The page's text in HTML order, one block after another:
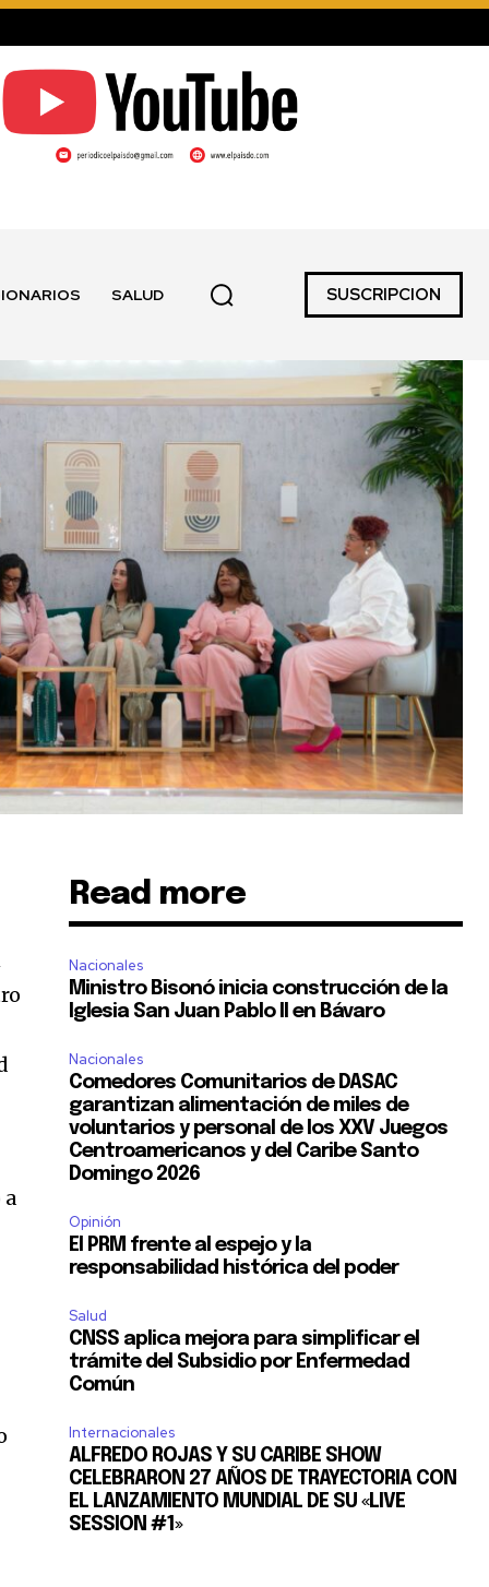
SALUD SUSCRIPCION
a
Read more
Nacionales
Ministro Bisonó inicia construcción de la
Iglesia San Juan Pablo II en Bávaro
Nacionales
Comedores Comunitarios de DASAC
garantizan alimentación de miles de
voluntarios y personal de los XXV Juegos
Centroamericanos y del Caribe Santo
Domingo 2026
Opinión
El PRM frente al espejo y la
responsabilidad histórica del poder
Salud
CNSS aplica mejora para simplificar el
trámite del Subsidio por Enfermedad
Común
Internacionales
ALFREDO ROJAS Y SU CARIBE SHOW
CELEBRARON 27 AÑOS DE TRAYECTORIA CON
EL LANZAMIENTO MUNDIAL DE SU «LIVE
SESSION #1»